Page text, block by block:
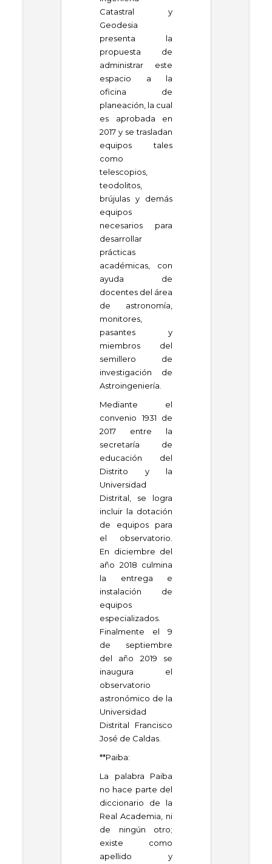
Catastral y
Geodesia
presenta la
propuesta de
administrar este
espacio a la
oficina de
planeación, la cual
es aprobada en
2017 y se trasladan
equipos tales
como
telescopios,
teodolitos,
brújulas y demás
equipos
necesarios para
desarrollar
prácticas
académicas, con
ayuda de
docentes del área
de astronomía,
monitores,
pasantes y
miembros del
semillero de
investigación de
Astroingeniería.
Mediante el
convenio 1931 de
2017 entre la
secretaría de
educación del
Distrito y la
Universidad
Distrital, se logra
incluir la dotación
de equipos para
el observatorio.
En diciembre del
año 2018 culmina
la entrega e
instalación de
equipos
especializados.
Finalmente el 9
de septiembre
del año 2019 se
inaugura el
observatorio
astronómico de la
Universidad
Distrital Francisco
José de Caldas.
**Paiba:
La palabra Paiba
no hace parte del
diccionario de la
Real Academia, ni
de ningún otro;
existe como
apellido y